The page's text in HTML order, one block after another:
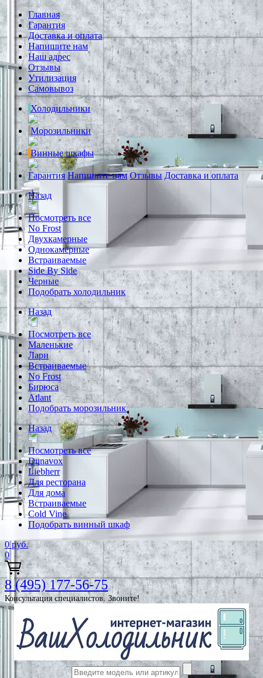
Главная
Гарантия
Доставка и оплата
Напишите нам
Наш адрес
Отзывы
Утилизация
Самовывоз
Холодильники
Морозильники
Винные шкафы
Гарантия Напишите нам Отзывы Доставка и оплата
Назад
Посмотреть все
No Frost
Двухкамерные
Однокамерные
Встраиваемые
Side By Side
Черные
Подобрать холодильник
Назад
Посмотреть все
Маленькие
Лари
Встраиваемые
No Frost
Бирюса
Atlant
Подобрать морозильник
Назад
Посмотреть все
Dunavox
Liebherr
Для ресторана
Для дома
Встраиваемые
Cold Vine
Подобрать винный шкаф
0 руб.
0
8 (495) 177-56-75
Консультация специалистов. Звоните!